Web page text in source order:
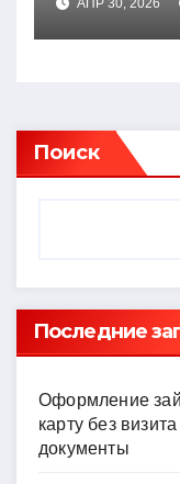
Поиск
Последние
Оформление
карту без
документы